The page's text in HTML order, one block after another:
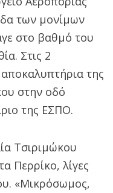
των μονίμων
στο βαθμό του
Στις 2
της
στην οδό
της ΕΣΠΟ.
Τσιριμώκου
Περρίκο, λίγες
«Μικρόσωμος,